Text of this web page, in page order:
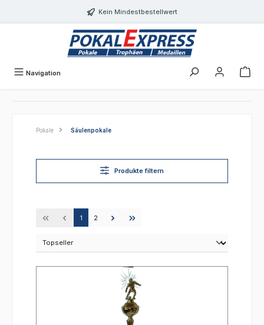
Kein Mindestbestellwert
Navigation
Pokale Säulenpokale
Produkte filtern
1 2